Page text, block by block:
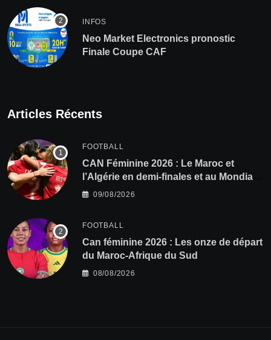
INFOS
Neo Market Electronics pronostic
Finale Coupe CAF
Articles Récents
FOOTBALL
CAN Féminine 2026 : Le Maroc et
l’Algérie en demi-finales et au Mondial
2027 !
09/08/2026
FOOTBALL
‎Can féminine 2026 : Les onze de départ
du Maroc-Afrique du Sud
08/08/2026